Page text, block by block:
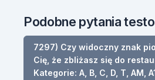
Podobne pytania
7297) Czy widoczny znak
Cię, że zbliżasz się do
Kategorie: A, B, C, D, T, AM,